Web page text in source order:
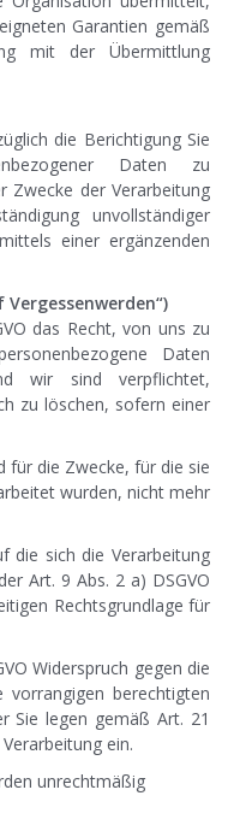
Garantien gemäß
mit der Übermittlung
die Berichtigung Sie
Daten zu
Zwecke der Verarbeitung
unvollständiger
einer ergänzenden
das Recht, von uns zu
Daten
wir sind verpflichtet,
zu löschen, sofern einer
für die Zwecke, für die sie
wurden, nicht mehr
die sich die Verarbeitung
Art. 9 Abs. 2 a) DSGVO
Rechtsgrundlage für
Widerspruch gegen die
berechtigten
Sie legen gemäß Art. 21
ein.
unrechtmäßig